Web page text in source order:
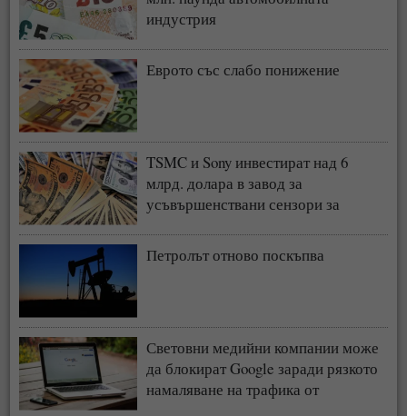
индустрия
Еврото със слабо понижение
TSMC и Sony инвестират над 6
млрд. долара в завод за
усъвършенствани сензори за
Петролът отново поскъпва
Световни медийни компании може
да блокират Google заради рязкото
намаляване на трафика от